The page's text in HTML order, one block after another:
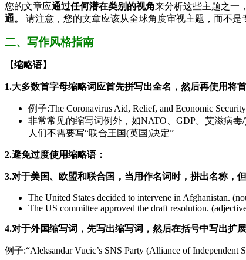
您的文章应通过任何潜在类别的视角来分析这些主题之一
通。
请注意，您的文章应该从全球角度审视主题，而不是
二、写作风格指南
【缩略语】
1.大多数首字母缩略词应首先拼写出全名，然后再使用将
例子:The Coronavirus Aid, Relief, and Economic
非常常见的缩写词例外，如NATO、GDP。艾滋病
人们不需要写“联合王国(英国)决定”
2.避免过度使用缩略语：
3.对于美国、欧盟和联合国，当用作名词时，拼出名称，
The United States decided to intervene in Afghanistan.
The US committee approved the draft resolution.
4.对于外国缩写词，先写出缩写词，然后在括号中写出扩展
例子:“Aleksandar Vucic’s SNS Party (Alliance of